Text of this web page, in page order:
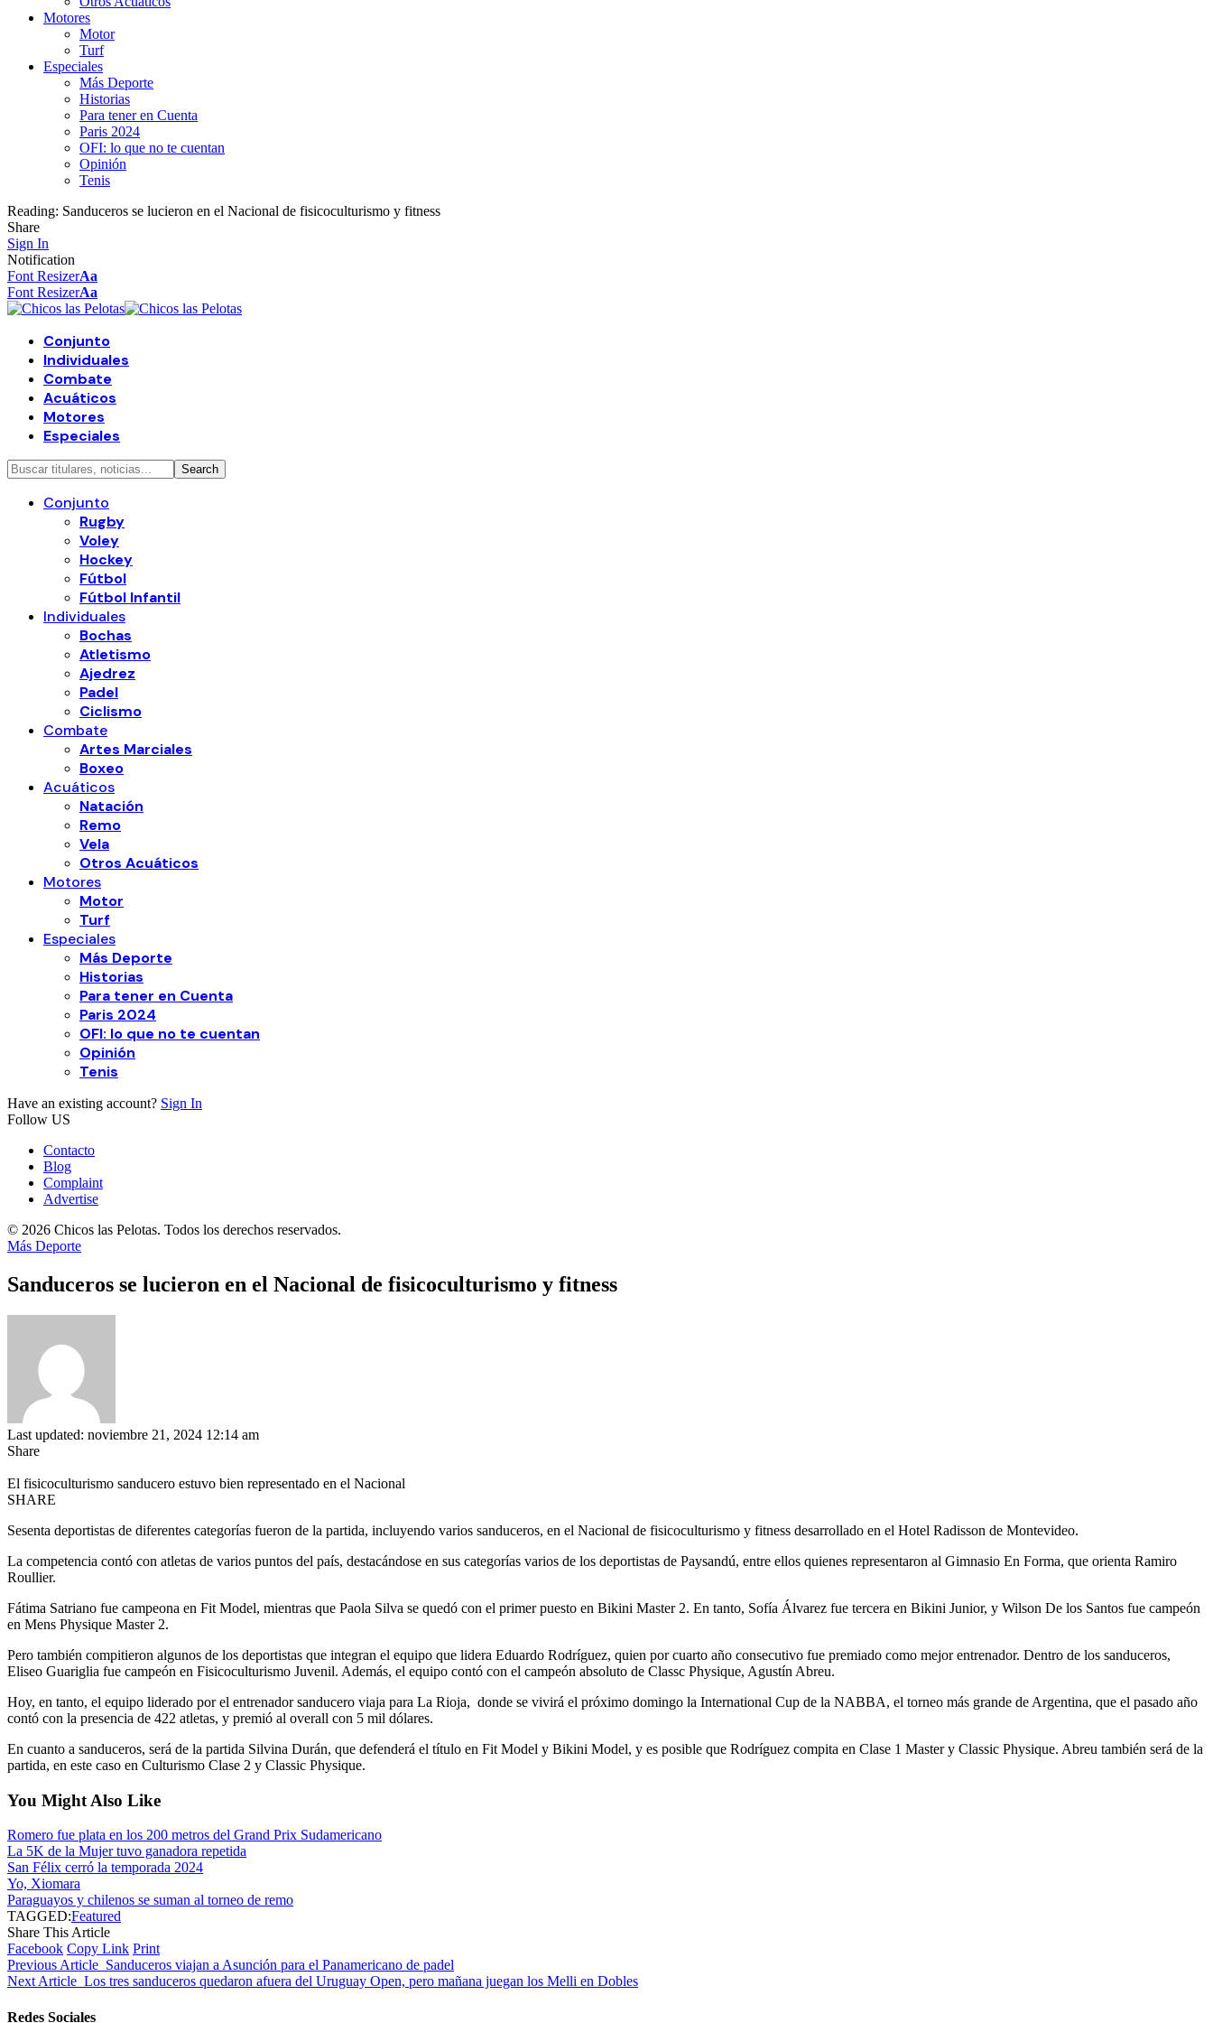
Motores
Motor
Turf
Especiales
Más Deporte
Historias
Para tener en Cuenta
Paris 2024
OFI: lo que no te cuentan
Opinión
Tenis
Reading: Sanduceros se lucieron en el Nacional de fisicoculturismo y fitness
Share
Sign In
Notification
Font ResizerAa
Font ResizerAa
Conjunto
Individuales
Combate
Acuáticos
Motores
Especiales
Conjunto
Rugby
Voley
Hockey
Fútbol
Fútbol Infantil
Individuales
Bochas
Atletismo
Ajedrez
Padel
Ciclismo
Combate
Artes Marciales
Boxeo
Acuáticos
Natación
Remo
Vela
Otros Acuáticos
Motores
Motor
Turf
Especiales
Más Deporte
Historias
Para tener en Cuenta
Paris 2024
OFI: lo que no te cuentan
Opinión
Tenis
Have an existing account? Sign In
Follow US
Contacto
Blog
Complaint
Advertise
© 2026 Chicos las Pelotas. Todos los derechos reservados.
Más Deporte
Sanduceros se lucieron en el Nacional de fisicoculturismo y fitness
Last updated: noviembre 21, 2024 12:14 am
Share
El fisicoculturismo sanducero estuvo bien representado en el Nacional
SHARE
Sesenta deportistas de diferentes categorías fueron de la partida, incluyendo varios sanduceros, en el Nacional de fisicoculturismo y fitness desarrollado en el Hotel Radisson de Montevideo.
La competencia contó con atletas de varios puntos del país, destacándose en sus categorías varios de los deportistas de Paysandú, entre ellos quienes representaron al Gimnasio En Forma, que orienta Ramiro
Roullier.
Fátima Satriano fue campeona en Fit Model, mientras que Paola Silva se quedó con el primer puesto en Bikini Master 2. En tanto, Sofía Álvarez fue tercera en Bikini Junior, y Wilson De los Santos fue campeón
en Mens Physique Master 2.
Pero también compitieron algunos de los deportistas que integran el equipo que lidera Eduardo Rodríguez, quien por cuarto año consecutivo fue premiado como mejor entrenador. Dentro de los sanduceros,
Eliseo Guariglia fue campeón en Fisicoculturismo Juvenil. Además, el equipo contó con el campeón absoluto de Classc Physique, Agustín Abreu.
Hoy, en tanto, el equipo liderado por el entrenador sanducero viaja para La Rioja, donde se vivirá el próximo domingo la International Cup de la NABBA, el torneo más grande de Argentina, que el pasado año
contó con la presencia de 422 atletas, y premió al overall con 5 mil dólares.
En cuanto a sanduceros, será de la partida Silvina Durán, que defenderá el título en Fit Model y Bikini Model, y es posible que Rodríguez compita en Clase 1 Master y Classic Physique. Abreu también será de la
partida, en este caso en Culturismo Clase 2 y Classic Physique.
You Might Also Like
Romero fue plata en los 200 metros del Grand Prix Sudamericano
La 5K de la Mujer tuvo ganadora repetida
San Félix cerró la temporada 2024
Yo, Xiomara
Paraguayos y chilenos se suman al torneo de remo
TAGGED:Featured
Share This Article
Facebook Copy Link Print
Previous Article Sanduceros viajan a Asunción para el Panamericano de padel
Next Article Los tres sanduceros quedaron afuera del Uruguay Open, pero mañana juegan los Melli en Dobles
Redes Sociales